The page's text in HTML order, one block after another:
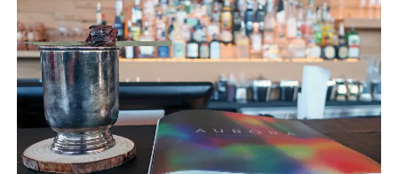
IN
KÄRNTEN